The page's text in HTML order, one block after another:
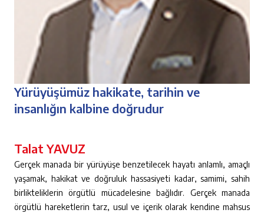
Yürüyüşümüz hakikate, tarihin ve
insanlığın kalbine doğrudur
Talat YAVUZ
Gerçek manada bir yürüyüşe benzetilecek hayatı anlamlı, amaçlı
yaşamak, hakikat ve doğruluk hassasiyeti kadar, samimi, sahih
birlikteliklerin örgütlü mücadelesine bağlıdır. Gerçek manada
örgütlü hareketlerin tarz, usul ve içerik olarak kendine mahsus